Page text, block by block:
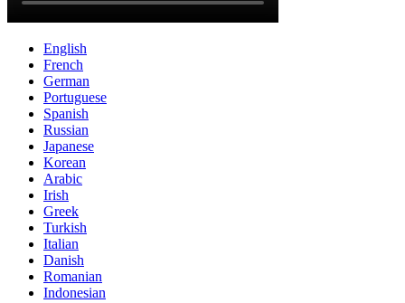
English
French
German
Portuguese
Spanish
Russian
Japanese
Korean
Arabic
Irish
Greek
Turkish
Italian
Danish
Romanian
Indonesian